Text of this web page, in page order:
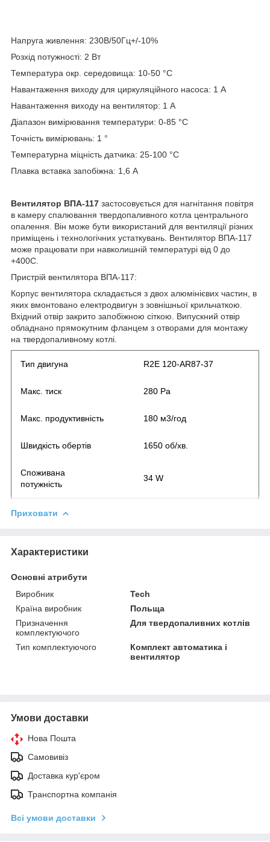
Напруга живлення: 230В/50Гц+/-10%
Розхід потужності: 2 Вт
Температура окр. середовища: 10-50 °С
Навантаження виходу для циркуляційного насоса: 1 А
Навантаження виходу на вентилятор: 1 А
Діапазон вимірювання температури: 0-85 °С
Точність вимірювань: 1 °
Температурна міцність датчика: 25-100 °С
Плавка вставка запобіжна: 1,6 А
Вентилятор ВПА-117 застосовується для нагнітання повітря
в камеру спалювання твердопаливного котла центрального
опалення. Він може бути використаний для вентиляції різних
приміщень і технологічних устаткувань. Вентилятор ВПА-117
може працювати при навколишній температурі від 0 до
+400С.
Пристрій вентилятора ВПА-117:
Корпус вентилятора складається з двох алюмінієвих частин, в
яких вмонтовано електродвигун з зовнішньої крильчаткою.
Вхідний отвір закрито запобіжною сіткою. Випускний отвір
обладнано прямокутним фланцем з отворами для монтажу
на твердопаливному котлі.
Тип двигуна R2E 120-AR87-37
Макс. тиск 280 Pa
Макс. продуктивність 180 м3/год
Швидкість обертів 1650 об/хв.
Споживана
потужність
34 W
Приховати
Характеристики
Основні атрибути
Виробник
Tech
Країна виробник
Польща
Призначення
комплектуючого
Для твердопаливних котлів
Тип комплектуючого
Комплект автоматика і
вентилятор
Умови доставки
Нова Пошта
Самовивіз
Доставка кур'єром
Транспортна компанія
Всі умови доставки